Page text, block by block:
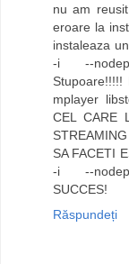
nu am
eroare la
instaleaza
-i --nodeps
mplayer
CEL CARE
SA FACETI
-i --nodeps
SUCCES!
Răspundeți